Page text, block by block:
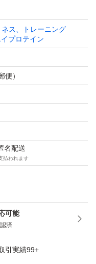
）
イン
イン
ンを使用しているか
できる
ネス、トレーニング
プロテイン
便）
名配送
払われます
可能
済
引実績99+